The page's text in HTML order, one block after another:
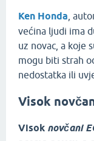
Ken Honda ,
većina ljudi ima
uz novac, a koje
mogu biti strah
nedostatka ili
Visok
Visok novčani